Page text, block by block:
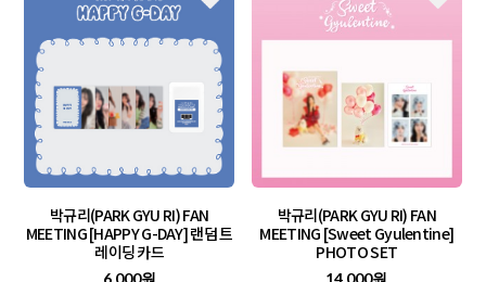
박규리(PARK GYU RI) FAN
MEETING [HAPPY G-DAY] 랜덤 트
레이딩 카드
6,000원
박규리(PARK GYU RI) FAN
MEETING [Sweet Gyulentine]
PHOTO SET
14,000원